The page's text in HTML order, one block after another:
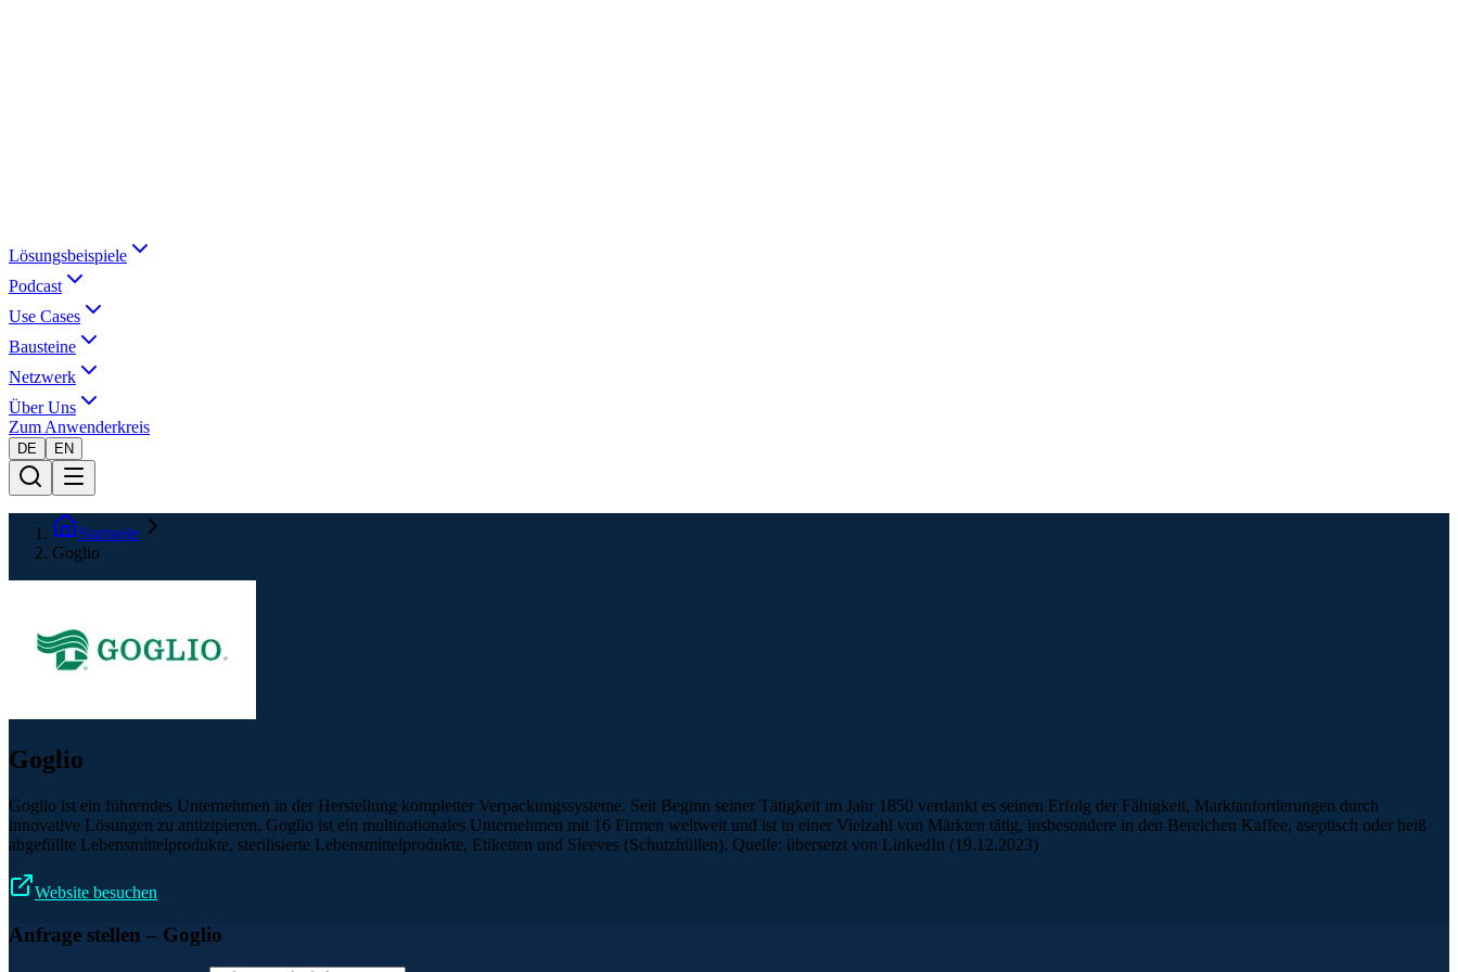
Lösungsbeispiele
Podcast
Use Cases
Bausteine
Netzwerk
Über Uns
Zum Anwenderkreis
DE EN
Startseite
Goglio
Goglio
Goglio ist ein führendes Unternehmen in der Herstellung kompletter Verpackungssysteme. Seit Beginn seiner Tätigkeit im Jahr 1850 verdankt es seinen Erfolg der Fähigkeit, Marktanforderungen durch
innovative Lösungen zu antizipieren. Goglio ist ein multinationales Unternehmen mit 16 Firmen weltweit und ist in einer Vielzahl von Märkten tätig, insbesondere in den Bereichen Kaffee, aseptisch oder heiß
abgefüllte Lebensmittelprodukte, sterilisierte Lebensmittelprodukte, Etiketten und Sleeves (Schutzhüllen). Quelle: übersetzt von LinkedIn (19.12.2023)
Website besuchen
Anfrage stellen – Goglio